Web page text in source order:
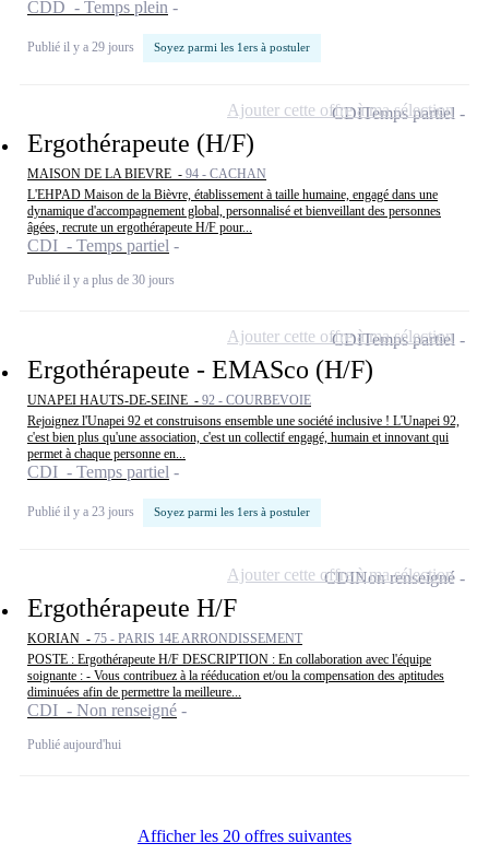
CDD - Temps plein
Publié il y a 29 jours Soyez parmi les 1ers à postuler
Ergothérapeute (H/F)
MAISON DE LA BIEVRE - 94 - CACHAN
L'EHPAD Maison de la Bièvre, établissement à taille humaine, engagé dans une
dynamique d'accompagnement global, personnalisé et bienveillant des personnes
âgées, recrute un ergothérapeute H/F pour...
CDI - Temps partiel
Publié il y a plus de 30 jours
CDITemps partiel
Ajouter cette offre à ma sélection
Ergothérapeute - EMASco (H/F)
UNAPEI HAUTS-DE-SEINE - 92 - COURBEVOIE
Rejoignez l'Unapei 92 et construisons ensemble une société inclusive ! L'Unapei 92,
c'est bien plus qu'une association, c'est un collectif engagé, humain et innovant qui
permet à chaque personne en...
CDI - Temps partiel
Publié il y a 23 jours Soyez parmi les 1ers à postuler
CDITemps partiel
Ajouter cette offre à ma sélection
Ergothérapeute H/F
KORIAN - 75 - PARIS 14E ARRONDISSEMENT
POSTE : Ergothérapeute H/F DESCRIPTION : En collaboration avec l'équipe
soignante : - Vous contribuez à la rééducation et/ou la compensation des aptitudes
diminuées afin de permettre la meilleure...
CDI - Non renseigné
Publié aujourd'hui
CDINon renseigné
Ajouter cette offre à ma sélection
Afficher les 20 offres suivantes